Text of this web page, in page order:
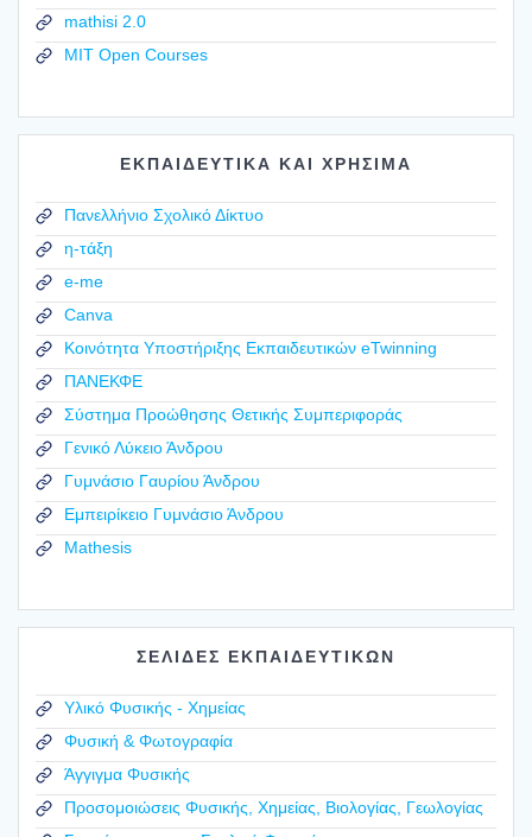
mathisi 2.0
MIT Open Courses
ΕΚΠΑΙΔΕΥΤΙΚΑ ΚΑΙ ΧΡΗΣΙΜΑ
Πανελλήνιο Σχολικό Δίκτυο
η-τάξη
e-me
Canva
Κοινότητα Υποστήριξης Εκπαιδευτικών eTwinning
ΠΑΝΕΚΦΕ
Σύστημα Προώθησης Θετικής Συμπεριφοράς
Γενικό Λύκειο Άνδρου
Γυμνάσιο Γαυρίου Άνδρου
Εμπειρίκειο Γυμνάσιο Άνδρου
Mathesis
ΣΕΛΙΔΕΣ ΕΚΠΑΙΔΕΥΤΙΚΩΝ
Υλικό Φυσικής - Χημείας
Φυσική & Φωτογραφία
Άγγιγμα Φυσικής
Προσομοιώσεις Φυσικής, Χημείας, Βιολογίας, Γεωλογίας